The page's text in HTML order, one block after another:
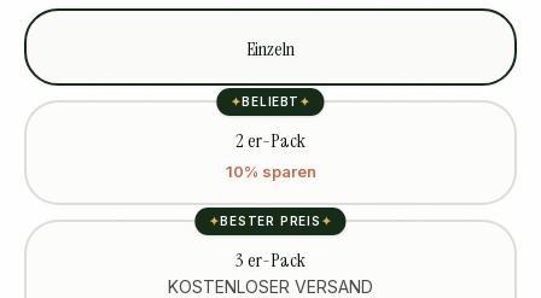
Einzeln
✦BELIEBT ✦
2 er-Pack
10% sparen
✦BESTER PREIS ✦
3 er-Pack
KOSTENLOSER VERSAND